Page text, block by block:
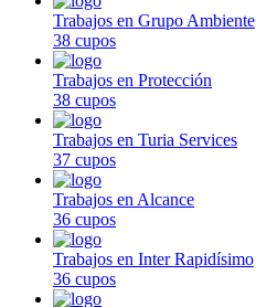
Trabajos en Grupo Ambiente
38 cupos
Trabajos en Protección
38 cupos
Trabajos en Turia Services
37 cupos
Trabajos en Alcance
36 cupos
Trabajos en Inter Rapidísimo
36 cupos